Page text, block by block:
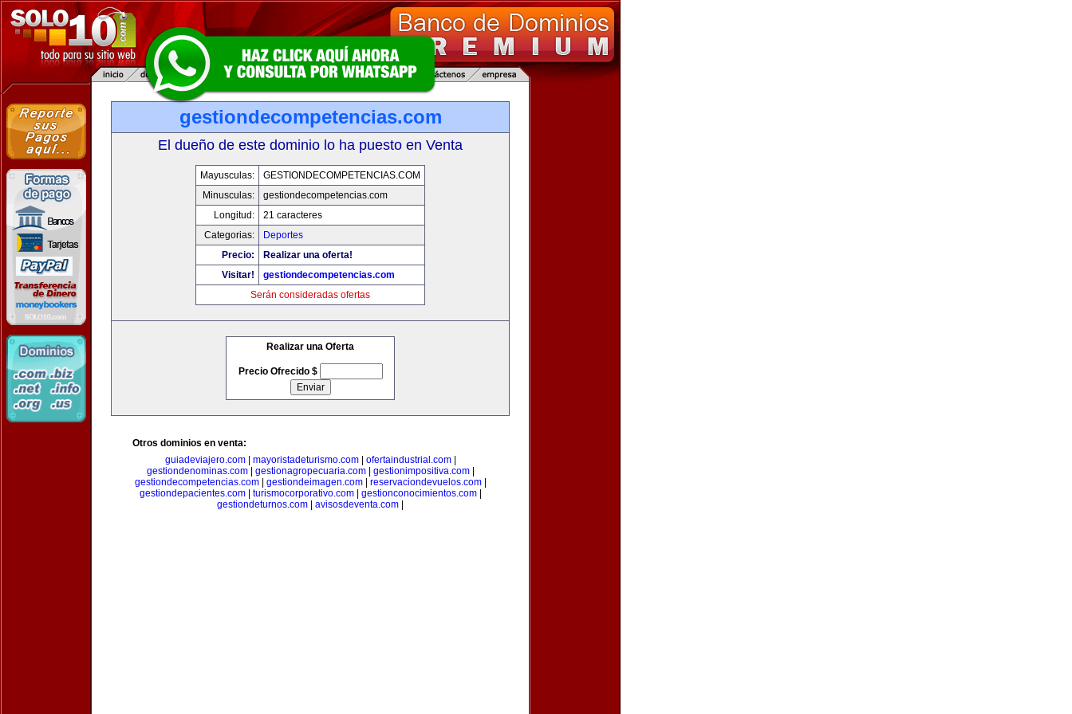
gestiondecompetencias.com
El dueño de este dominio lo ha puesto en Venta
Mayusculas:
GESTIONDECOMPETENCIAS.COM
Minusculas:
gestiondecompetencias.com
Longitud:
21 caracteres
Categorias:
Deportes
Precio:
Realizar una oferta!
Visitar!
gestiondecompetencias.com
Serán consideradas ofertas
Realizar una Oferta
Precio Ofrecido $
Otros dominios en venta:
guiadeviajero.com| mayoristadeturismo.com| ofertaindustrial.com|
gestiondenominas.com| gestionagropecuaria.com| gestionimpositiva.com|
gestiondecompetencias.com| gestiondeimagen.com| reservaciondevuelos.com|
gestiondepacientes.com| turismocorporativo.com| gestionconocimientos.com|
gestiondeturnos.com
avisosdeventa.com